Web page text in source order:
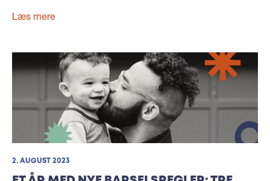
Læs mere
2. AUGUST 2023